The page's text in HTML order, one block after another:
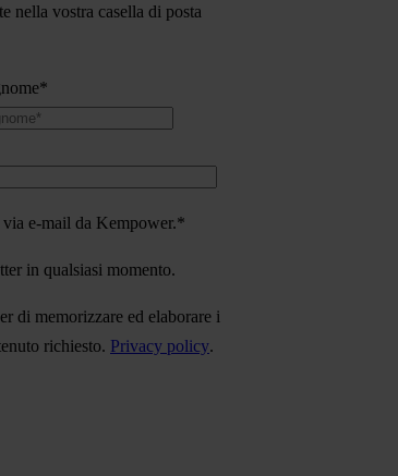
nella vostra casella di posta
*
e-mail da Kempower.*
in qualsiasi momento.
di memorizzare ed elaborare i
richiesto. Privacy policy.